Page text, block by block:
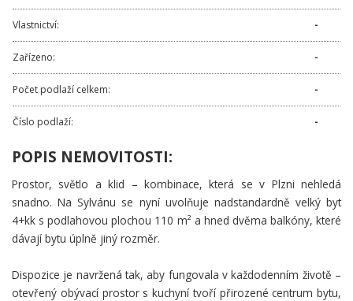
Vlastnictví: -
Zařízeno: -
Počet podlaží celkem: -
Číslo podlaží: -
POPIS NEMOVITOSTI:
Prostor, světlo a klid – kombinace, která se v Plzni nehledá
snadno. Na Sylvánu se nyní uvolňuje nadstandardně velký byt
4+kk s podlahovou plochou 110 m² a hned dvěma balkóny, které
dávají bytu úplně jiný rozměr.
Dispozice je navržená tak, aby fungovala v každodenním životě –
otevřený obývací prostor s kuchyní tvoří přirozené centrum bytu,